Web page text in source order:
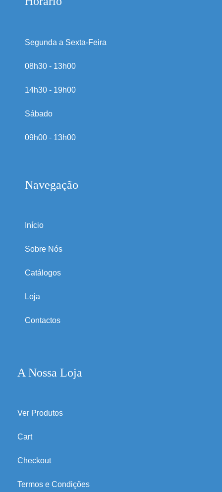
Segunda a Sexta-Feira
08h30 - 13h00
14h30 - 19h00
Sábado
09h00 - 13h00
Navegação
Início
Sobre Nós
Catálogos
Loja
Contactos
A Nossa Loja
Ver Produtos
Cart
Checkout
Termos e Condições